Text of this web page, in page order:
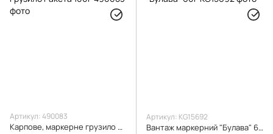
Артикул: 490083
Карпове, маркерне грузило Ракета 100г
Артикул: KG15692
Вантаж маркерний "Булава" 60г